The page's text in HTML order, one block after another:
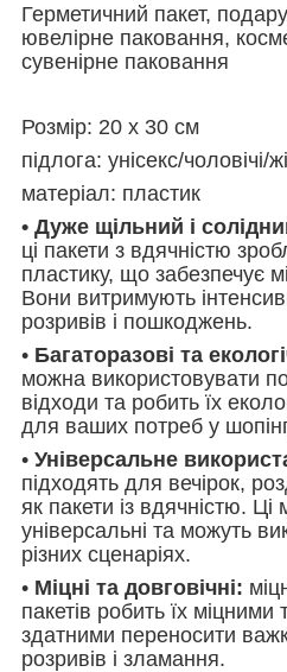
Герметичний пакет,
ювелірне паковання,
сувенірне паковання
Розмір: 20 x 30 см
підлога: унісекс/чоловічі/
матеріал: пластик
• Дуже щільний і
ці пакети з вдячністю
пластику, що забезпечує
Вони витримують
розривів і пошкоджень.
• Багаторазові та
можна використовувати
відходи та робить їх
для ваших потреб у
• Універсальне
підходять для вечірок,
як пакети із вдячністю. Ці
універсальні та можуть
різних сценаріях.
• Міцні та довговічні:
пакетів робить їх міцними
здатними переносити
розривів і зламання.